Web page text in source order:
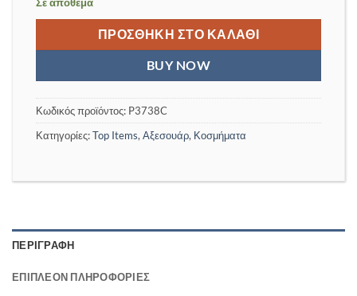
15,00 €.είναι:
10,00 €.
ΠΡΟΣΘΉΚΗ ΣΤΟ ΚΑΛΆΘΙ
BUY NOW
Κωδικός προϊόντος: P3738C
Κατηγορίες:Top Items, Αξεσουάρ, Κοσμήματα
ΠΕΡΙΓΡΑΦΉ
ΕΠΙΠΛΈΟΝ ΠΛΗΡΟΦΟΡΊΕΣ